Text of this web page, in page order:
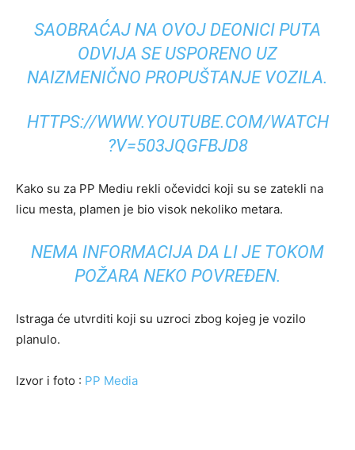
SAOBRAĆAJ NA OVOJ DEONICI PUTA
ODVIJA SE USPORENO UZ
NAIZMENIČNO PROPUŠTANJE VOZILA.
HTTPS://WWW.YOUTUBE.COM/WATCH
?V=503JQGFBJD8
Kako su za PP Mediu rekli očevidci koji su se zatekli na
licu mesta, plamen je bio visok nekoliko metara.
NEMA INFORMACIJA DA LI JE TOKOM
POŽARA NEKO POVREĐEN.
Istraga će utvrditi koji su uzroci zbog kojeg je vozilo
planulo.
Izvor i foto : PP Media